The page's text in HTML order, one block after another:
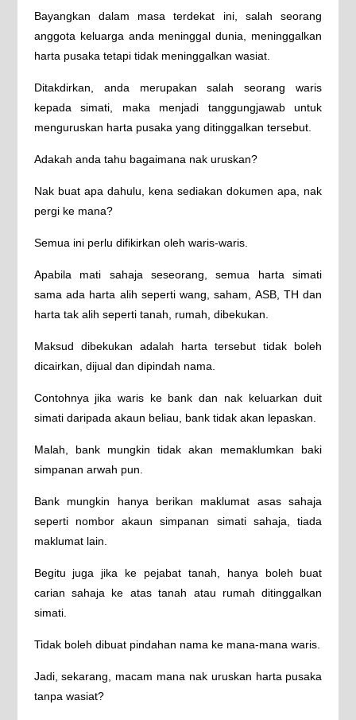
Bayangkan dalam masa terdekat ini, salah seorang
anggota keluarga anda meninggal dunia, meninggalkan
harta pusaka tetapi tidak meninggalkan wasiat.
Ditakdirkan, anda merupakan salah seorang waris
kepada simati, maka menjadi tanggungjawab untuk
menguruskan harta pusaka yang ditinggalkan tersebut.
Adakah anda tahu bagaimana nak uruskan?
Nak buat apa dahulu, kena sediakan dokumen apa, nak
pergi ke mana?
Semua ini perlu difikirkan oleh waris-waris.
Apabila mati sahaja seseorang, semua harta simati
sama ada harta alih seperti wang, saham, ASB, TH dan
harta tak alih seperti tanah, rumah, dibekukan.
Maksud dibekukan adalah harta tersebut tidak boleh
dicairkan, dijual dan dipindah nama.
Contohnya jika waris ke bank dan nak keluarkan duit
simati daripada akaun beliau, bank tidak akan lepaskan.
Malah, bank mungkin tidak akan memaklumkan baki
simpanan arwah pun.
Bank mungkin hanya berikan maklumat asas sahaja
seperti nombor akaun simpanan simati sahaja, tiada
maklumat lain.
Begitu juga jika ke pejabat tanah, hanya boleh buat
carian sahaja ke atas tanah atau rumah ditinggalkan
simati.
Tidak boleh dibuat pindahan nama ke mana-mana waris.
Jadi, sekarang, macam mana nak uruskan harta pusaka
tanpa wasiat?